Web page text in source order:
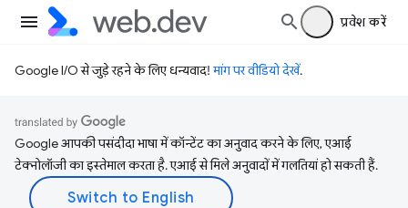
प्रवेश करें
Google I/O से जुड़े रहने के लिए धन्यवाद!मांग पर वीडियो देखें.
Google आपकी पसंदीदा भाषा में कॉन्टेंट का अनुवाद करने के लिए, एआई
टेक्नोलॉजी का इस्तेमाल करता है. एआई से मिले अनुवादों में गलतियां हो सकती हैं.